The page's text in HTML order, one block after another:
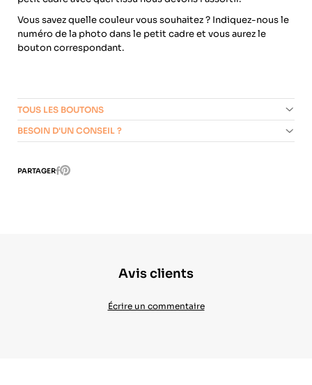
Vous savez quelle couleur vous souhaitez ? Indiquez-nous le
numéro de la photo dans le petit cadre et vous aurez le
bouton correspondant.
TOUS LES BOUTONS
BESOIN D'UN CONSEIL ?
PARTAGERFacebook
Pinterest
Avis clients
Écrire un commentaire